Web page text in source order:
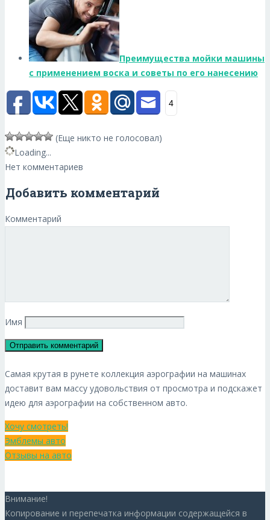
Преимущества мойки машины
с применением воска и советы по его нанесению
4
(Еще никто не голосовал)
Loading...
Нет комментариев
Добавить комментарий
Комментарий
Имя
Самая крутая в рунете коллекция аэрографии на машинах
доставит вам массу удовольствия от просмотра и подскажет
идею для аэрографии на собственном авто.
Хочу смотреть!
Эмблемы авто
Отзывы на авто
Внимание!
Копирование и перепечатка информации содержащейся в